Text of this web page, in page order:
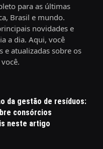
para as últimas
Brasil e mundo.
novidades e
a dia. Aqui, você
e atualizadas sobre os
da gestão de resíduos:
consórcios
neste artigo